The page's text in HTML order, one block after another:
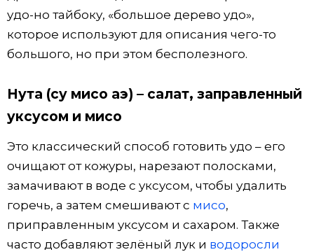
удо-но тайбоку, «большое дерево удо»,
которое используют для описания чего-то
большого, но при этом бесполезного.
Нута (су мисо аэ) – салат, заправленный
уксусом и мисо
Это классический способ готовить удо – его
очищают от кожуры, нарезают полосками,
замачивают в воде с уксусом, чтобы удалить
горечь, а затем смешивают с мисо,
приправленным уксусом и сахаром. Также
часто добавляют зелёный лук и водоросли